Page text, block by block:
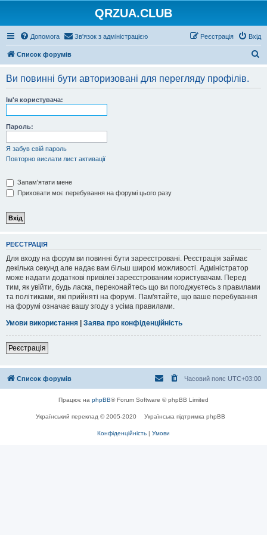
QRZUA.CLUB
Допомога Зв'язок з адміністрацією Вхід
Реєстрація
Список форумів
Ви повинні бути авторизовані для перегляду профілів.
Ім'я користувача:
Пароль:
Я забув свій пароль
Повторно вислати лист активації
Запам'ятати мене
Приховати моє перебування на форумі цього разу
РЕЄСТРАЦІЯ
Для входу на форум ви повинні бути зареєстровані. Реєстрація займає
декілька секунд але надає вам більш широкі можливості. Адміністратор
може надати додаткові привілеї зареєстрованим користувачам. Перед
тим, як увійти, будь ласка, переконайтесь що ви погоджуєтесь з правилами
та політиками, які прийняті на форумі. Пам'ятайте, що ваше перебування
на форумі означає вашу згоду з усіма правилами.
Умови використання | Заява про конфіденційність
Реєстрація
Список форумів Часовий пояс UTC+03:00
Працює на phpBB® Forum Software © phpBB Limited
Український переклад © 2005-2020 Українська підтримка phpBB
Конфіденційність | Умови